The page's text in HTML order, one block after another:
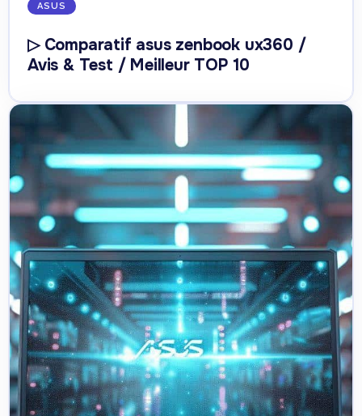
ASUS
▷ Comparatif asus zenbook ux360 /
Avis & Test / Meilleur TOP 10